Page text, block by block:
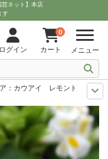
芸ネット】本店
す
ログイン
0
カート メニュー
ア：カウアイ レモンドロップ3
アイ レモンドロップ3号ポッ